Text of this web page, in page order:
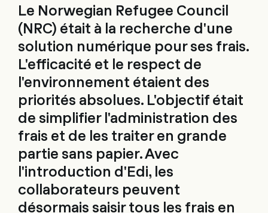
Le Norwegian Refugee Council
(NRC) était à la recherche d'une
solution numérique pour ses frais.
L'efficacité et le respect de
l'environnement étaient des
priorités absolues. L'objectif était
de simplifier l'administration des
frais et de les traiter en grande
partie sans papier. Avec
l'introduction d'Edi, les
collaborateurs peuvent
désormais saisir tous les frais en